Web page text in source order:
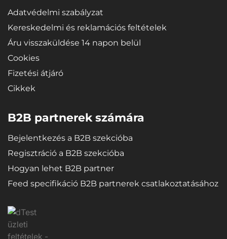
Adatvédelmi szabályzat
Kereskedelmi és reklamációs feltételek
Áru visszaküldése 14 napon belül
Cookies
Fizetési átjáró
Cikkek
B2B partnerek számára
Bejelentkezés a B2B szekcióba
Regisztráció a B2B szekcióba
Hogyan lehet B2B partner
Feed specifikáció B2B partnerek csatlakoztatásához